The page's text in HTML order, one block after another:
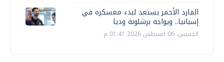
المارد الأحمر يستعد لبدء معسكره في
إسبانيا.. ويواجه برشلونة وديا
الخميس، 06 اغسطس 2026 01:41 م